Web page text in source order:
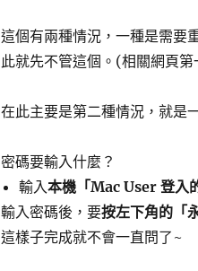
這個有兩種情況，一種是需要
此就先不管這個。(相關網頁
在此主要是第二種情況，就是
密碼要輸入什麼？
輸入本機「Mac User 登入
輸入密碼後，要按左下角的「
這樣子完成就不會一直問了~